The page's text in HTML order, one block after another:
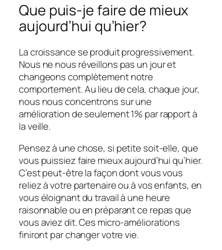
Que puis-je faire de mieux
aujourd’hui qu’hier?
La croissance se produit progressivement.
Nous ne nous réveillons pas un jour et
changeons complètement notre
comportement. Au lieu de cela, chaque jour,
nous nous concentrons sur une
amélioration de seulement 1% par rapport à
la veille.
Pensez à une chose, si petite soit-elle, que
vous puissiez faire mieux aujourd’hui qu’hier.
C’est peut-être la façon dont vous vous
reliez à votre partenaire ou à vos enfants, en
vous éloignant du travail à une heure
raisonnable ou en préparant ce repas que
vous aviez dit. Ces micro-améliorations
finiront par changer votre vie.